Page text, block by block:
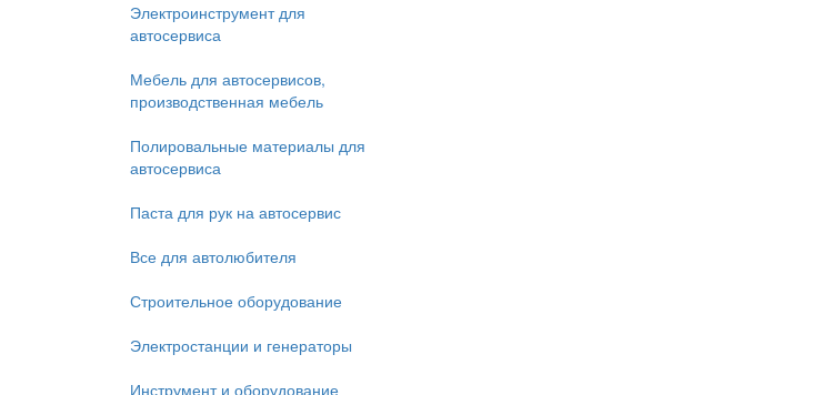
Электроинструмент для
автосервиса
Мебель для автосервисов,
производственная мебель
Полировальные материалы для
автосервиса
Паста для рук на автосервис
Все для автолюбителя
Строительное оборудование
Электростанции и генераторы
Инструмент и оборудование